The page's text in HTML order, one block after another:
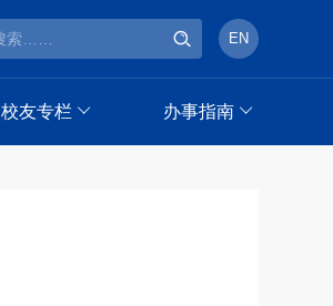
EN
校友专栏 办事指南